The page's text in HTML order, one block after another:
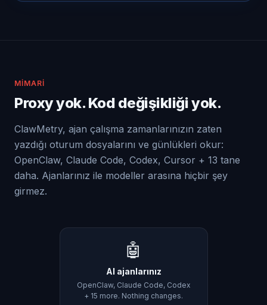
MIMARI
Proxy yok. Kod değişikliği yok.
ClawMetry, ajan çalışma zamanlarınızın zaten
yazdığı oturum dosyalarını ve günlükleri okur:
OpenClaw, Claude Code, Codex, Cursor + 13 tane
daha. Ajanlarınız ile modeller arasına hiçbir şey
girmez.
🤖
AI ajanlarınız
OpenClaw, Claude Code, Codex
+ 15 more. Nothing changes.